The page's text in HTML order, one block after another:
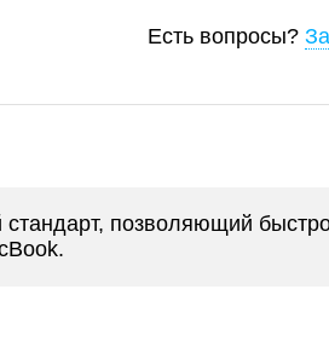
Есть вопросы?
позволяющий